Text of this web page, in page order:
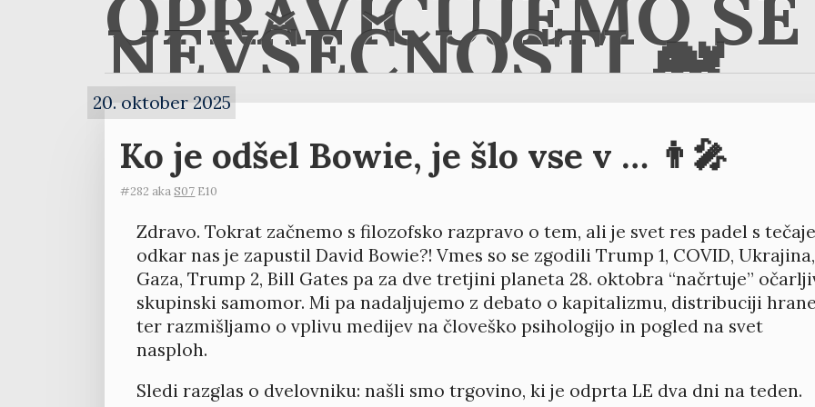
NEVŠEČNOSTI 🐋
20. oktober 2025
Ko je odšel Bowie, je šlo vse v … 👨‍🎤
#282 akaS07 E10
Zdravo. Tokrat začnemo s filozofsko razpravo o tem, ali je svet res padel s
odkar nas je zapustil David Bowie?! Vmes so se zgodili Trump 1, COVID, Ukrajina,
Gaza, Trump 2, Bill Gates pa za dve tretjini planeta 28. oktobra “načrtuje”
skupinski samomor. Mi pa nadaljujemo z debato o kapitalizmu, distribuciji hrane
ter razmišljamo o vplivu medijev na človeško psihologijo in pogled na svet
nasploh.
Sledi razglas o dvelovniku: našli smo trgovino, ki je odprta LE dva dni na teden.